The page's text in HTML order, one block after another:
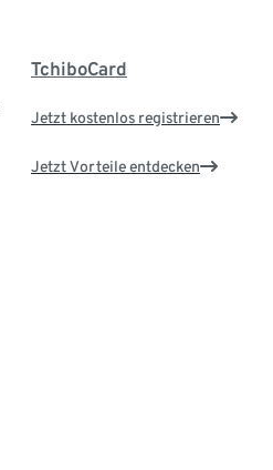
TchiboCard
Jetzt kostenlos registrieren
Jetzt Vorteile entdecken